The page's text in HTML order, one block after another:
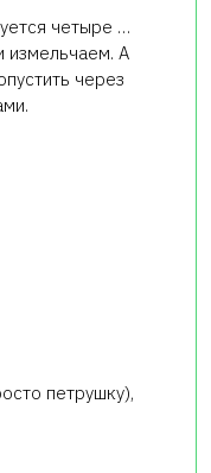
четыре …
измельчаем. А
через
петрушку),